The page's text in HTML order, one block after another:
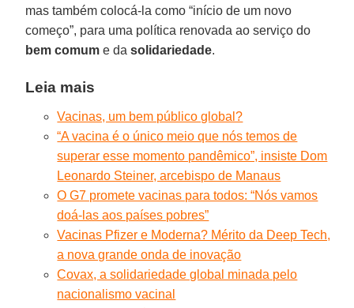
mas também colocá-la como “início de um novo
começo”, para uma política renovada ao serviço do
bem comum e dasolidariedade.
Leia mais
Vacinas, um bem público global?
“A vacina é o único meio que nós temos de
superar esse momento pandêmico”, insiste Dom
Leonardo Steiner, arcebispo de Manaus
O G7 promete vacinas para todos: “Nós vamos
doá-las aos países pobres”
Vacinas Pfizer e Moderna? Mérito da Deep Tech,
a nova grande onda de inovação
Covax, a solidariedade global minada pelo
nacionalismo vacinal